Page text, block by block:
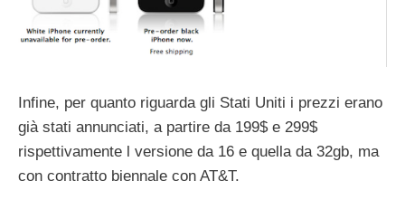
Infine, per quanto riguarda gli Stati Uniti i prezzi erano
già stati annunciati, a partire da 199$ e 299$
rispettivamente l versione da 16 e quella da 32gb, ma
con contratto biennale con AT&T.